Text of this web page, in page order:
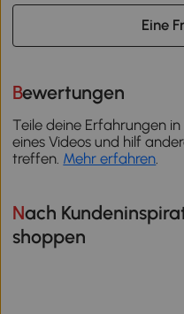
Eine
Bewertungen
Teile deine Erfahrungen
eines Videos und hilf
treffen. Mehr erfahren.
Nach Kundeninspiration
shoppen